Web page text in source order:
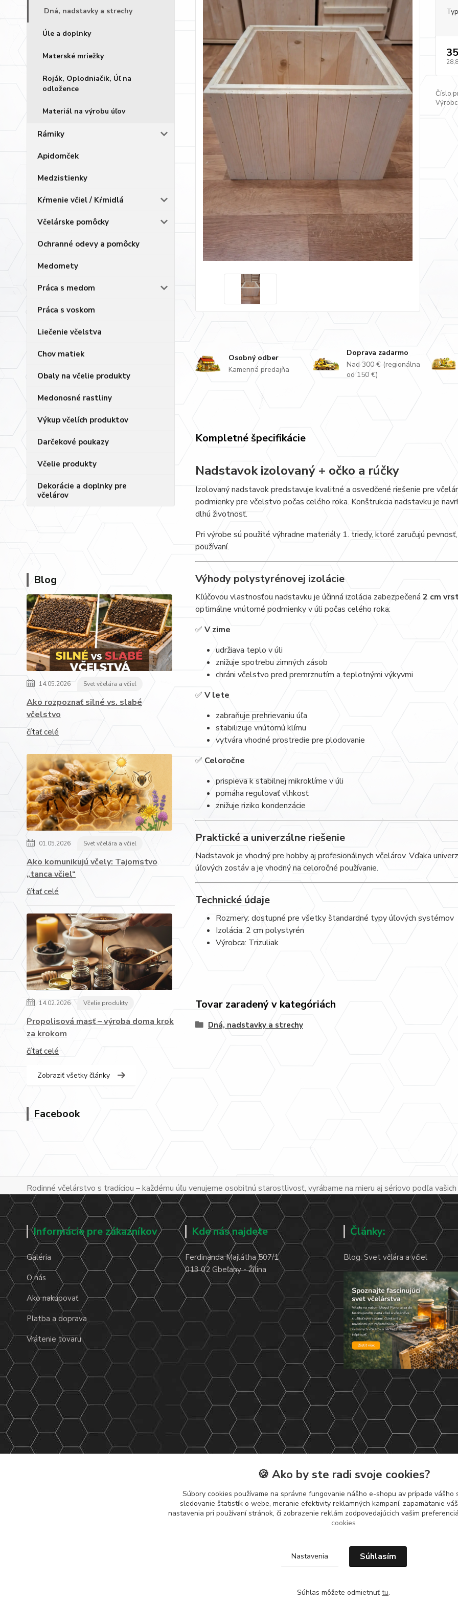
Dná, nadstavky a strechy
Úle a doplnky
Materské mriežky
Roják, Oplodniačik, Úľ na
odložence
Materiál na výrobu úľov
Rámiky
Apidomček
Medzistienky
Kŕmenie včiel / Kŕmidlá
Včelárske pomôcky
Ochranné odevy a pomôcky
Medomety
Práca s medom
Práca s voskom
Liečenie včelstva
Chov matiek
Obaly na včelie produkty
Medonosné rastliny
Výkup včelích produktov
Darčekové poukazy
Včelie produkty
Dekorácie a doplnky pre
včelárov
Blog
14.05.2026 Svet včelára a včiel
Ako rozpoznať silné vs. slabé
včelstvo
čítať celé
01.05.2026 Svet včelára a včiel
Ako komunikujú včely: Tajomstvo
„tanca včiel“
čítať celé
14.02.2026 Včelie produkty
Propolisová masť – výroba doma krok
za krokom
čítať celé
Zobraziť všetky články
Facebook
Číslo
Osobný odber
Kamenná predajňa
Doprava zadarmo
Nad 300 € (regionálna
od 150 €)
Kompletné špecifikácie
Nadstavok izolovaný + očko a rúčky
Izolovaný nadstavok predstavuje kvalitné a osvedčené riešenie pre
podmienky pre včelstvo počas celého roka. Konštrukcia nadstavku je
dlhú životnosť.
Pri výrobe sú použité výhradne materiály 1. triedy, ktoré zaručujú
používaní.
Výhody polystyrénovej izolácie
Kľúčovou vlastnosťou nadstavku je účinná izolácia zabezpečená 2 cm
optimálne vnútorné podmienky v úli počas celého roka:
✅ V zime
udržiava teplo v úli
znižuje spotrebu zimných zásob
chráni včelstvo pred premrznutím a teplotnými výkyvmi
✅ V lete
zabraňuje prehrievaniu úľa
stabilizuje vnútornú klímu
vytvára vhodné prostredie pre plodovanie
✅ Celoročne
prispieva k stabilnej mikroklíme v úli
pomáha regulovať vlhkosť
znižuje riziko kondenzácie
Praktické a univerzálne riešenie
Nadstavok je vhodný pre hobby aj profesionálnych včelárov. Vďaka
úľových zostáv a je vhodný na celoročné používanie.
Technické údaje
Rozmery: dostupné pre všetky štandardné typy úľových systémov
Izolácia: 2 cm polystyrén
Výrobca: Trizuliak
Tovar zaradený v kategóriách
Dná, nadstavky a strechy
Rodinné včelárstvo s tradíciou – každému úľu venujeme osobitnú starostlivosť, vyrábame na mieru aj sériovo podľa
Informácie pre zákazníkov
Galéria
O nás
Ako nakupovať
Platba a doprava
Vrátenie tovaru
Kde nás najdete
Ferdinanda Majlátha 507/1
013 02 Gbeľany - Žilina
Články:
Blog: Svet včlára a včiel
🍪 Ako by ste radi svoje cookies?
Súbory cookies používame na správne fungovanie nášho e-shopu av prípade vášho
sledovanie štatistík o webe, meranie efektivity reklamných kampaní, zapamätanie
nastavenia pri používaní stránok, či zobrazenie reklám zodpovedajúcich vašim
cookies
Nastavenia Súhlasím
Súhlas môžete odmietnuť tu.